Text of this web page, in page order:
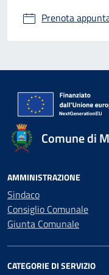
Prenota
Comune di
AMMINISTRAZIONE
Sindaco
Consiglio Comunale
Giunta Comunale
CATEGORIE DI SERVIZIO